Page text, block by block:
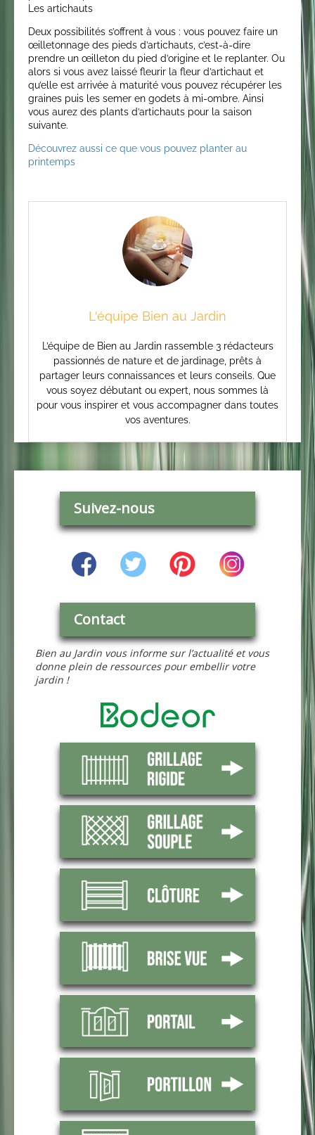
Les artichauts
Deux possibilités s’offrent à vous : vous pouvez faire un
œilletonnage des pieds d’artichauts, c’est-à-dire
prendre un œilleton du pied d’origine et le replanter. Ou
alors si vous avez laissé fleurir la fleur d’artichaut et
qu’elle est arrivée à maturité vous pouvez récupérer les
graines puis les semer en godets à mi-ombre. Ainsi
vous aurez des plants d’artichauts pour la saison
suivante.
Découvrez aussi ce que vous pouvez planter au
printemps
L'équipe Bien au Jardin
L’équipe de Bien au Jardin rassemble 3 rédacteurs
passionnés de nature et de jardinage, prêts à
partager leurs connaissances et leurs conseils. Que
vous soyez débutant ou expert, nous sommes là
pour vous inspirer et vous accompagner dans toutes
vos aventures.
Suivez-nous
Contact
Bien au Jardin vous informe sur l’actualité et vous
donne plein de ressources pour embellir votre
jardin !